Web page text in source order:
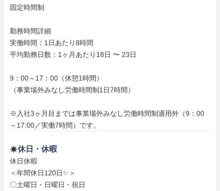
固定時間制
勤務時間詳細
実働時間：1日あたり8時間
平均勤務日数：1ヶ月あたり18日 〜 23日
9：00～17：00（休憩1時間）
（事業場外みなし労働時間制1日7時間）
※入社3ヶ月目までは事業場外みなし労働時間制適用外（9：00
～17:00／実働7時間）です。
休日・休暇
休日休暇
＜年間休日120日✨＞
〇土曜日・日曜日・祝日